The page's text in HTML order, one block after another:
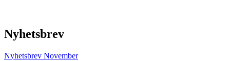
Nyhetsbrev
Nyhetsbrev November